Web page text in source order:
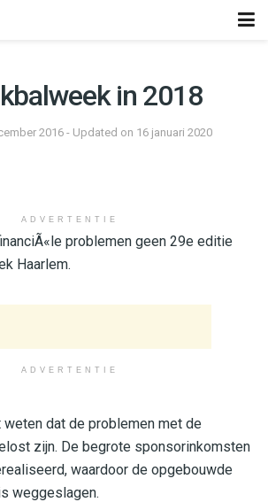
in 2018
2016 - Updated on 16 januari 2020
ADVERTENTIE
problemen geen 29e editie
Haarlem.
ADVERTENTIE
weten dat de problemen met de
zijn. De begrote sponsorinkomsten
waardoor de opgebouwde
weggeslagen.